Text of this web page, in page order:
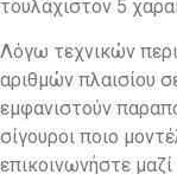
τουλάχιστον 5
Λόγω τεχνικών
αριθμών πλαισίου
εμφανιστούν
σίγουροι ποιο
επικοινωνήστε